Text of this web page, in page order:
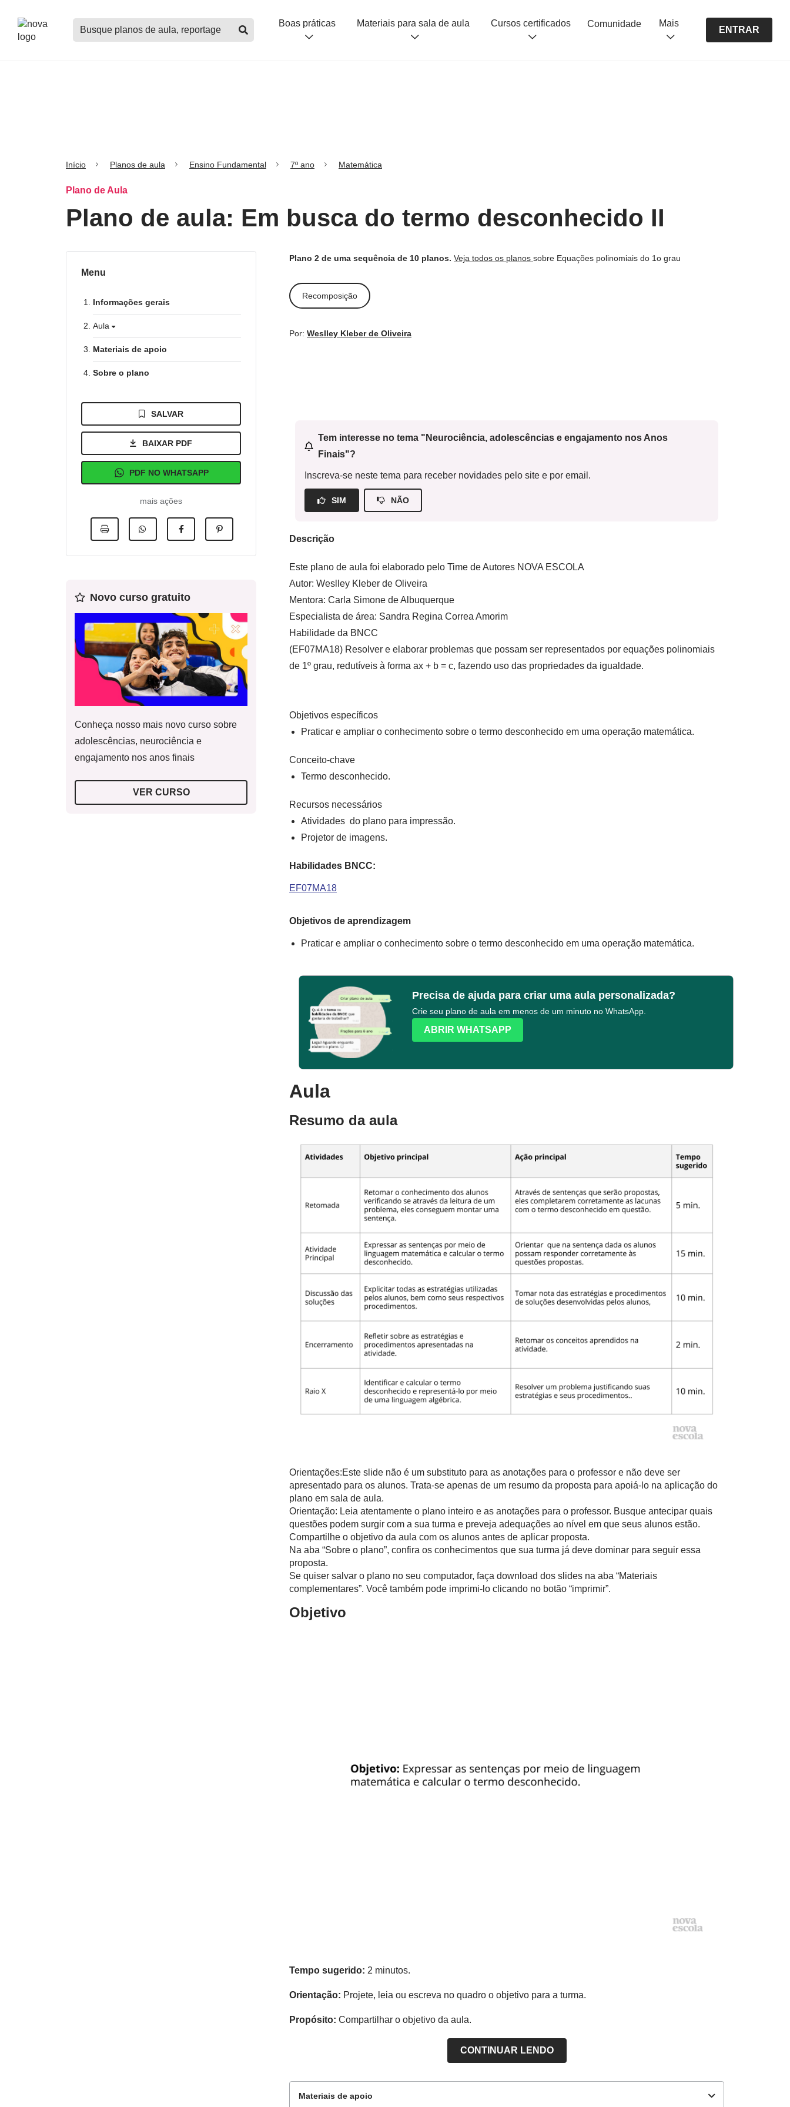
Buscar
planos
Boas práticas Materiais para sala de aula Cursos certificados Comunidade Mais
ENTRAR
Início Planos de aula Ensino Fundamental 7º ano Matemática
Plano de Aula
Plano de aula: Em busca do termo desconhecido II
Menu
Informações gerais
Aula
Materiais de apoio
Sobre o plano
SALVAR
BAIXAR PDF
PDF NO WHATSAPP
mais ações
Novo curso gratuito
Conheça nosso mais novo curso sobre
adolescências, neurociência e
engajamento nos anos finais
VER CURSO
Plano 2 de uma sequência de 10 planos. Veja todos os planos sobre Equações polinomiais do 1o grau
Recomposição
Por: Weslley Kleber de Oliveira
Tem interesse no tema "Neurociência, adolescências e engajamento nos Anos
Finais"?
Inscreva-se neste tema para receber novidades pelo site e por email.
SIM NÃO
Descrição
Este plano de aula foi elaborado pelo Time de Autores NOVA ESCOLA
Autor: Weslley Kleber de Oliveira
Mentora: Carla Simone de Albuquerque
Especialista de área: Sandra Regina Correa Amorim
Habilidade da BNCC
(EF07MA18) Resolver e elaborar problemas que possam ser representados por equações polinomiais
de 1º grau, redutíveis à forma ax + b = c, fazendo uso das propriedades da igualdade.
Objetivos específicos
Praticar e ampliar o conhecimento sobre o termo desconhecido em uma operação matemática.
Conceito-chave
Termo desconhecido.
Recursos necessários
Atividades do plano para impressão.
Projetor de imagens.
Habilidades BNCC:
EF07MA18
Objetivos de aprendizagem
Praticar e ampliar o conhecimento sobre o termo desconhecido em uma operação matemática.
Precisa de ajuda para criar uma aula personalizada?
Crie seu plano de aula em menos de um minuto no WhatsApp.
ABRIR WHATSAPP
Aula
Resumo da aula
Orientações:Este slide não é um substituto para as anotações para o professor e não deve ser
apresentado para os alunos. Trata-se apenas de um resumo da proposta para apoiá-lo na aplicação do
plano em sala de aula.
Orientação: Leia atentamente o plano inteiro e as anotações para o professor. Busque antecipar quais
questões podem surgir com a sua turma e preveja adequações ao nível em que seus alunos estão.
Compartilhe o objetivo da aula com os alunos antes de aplicar proposta.
Na aba “Sobre o plano”, confira os conhecimentos que sua turma já deve dominar para seguir essa
proposta.
Se quiser salvar o plano no seu computador, faça download dos slides na aba “Materiais
complementares”. Você também pode imprimi-lo clicando no botão “imprimir”.
Objetivo
Tempo sugerido: 2 minutos.
Orientação: Projete, leia ou escreva no quadro o objetivo para a turma.
Propósito: Compartilhar o objetivo da aula.
CONTINUAR LENDO
Materiais de apoio